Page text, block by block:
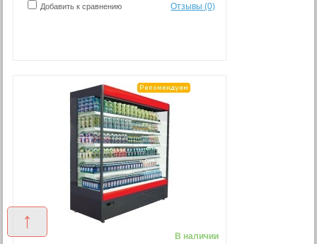
Добавить к сравнению Отзывы (0)
В наличии
↑